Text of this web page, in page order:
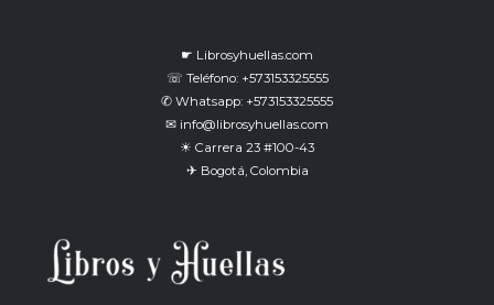
☛ Librosyhuellas.com
☏ Teléfono: +573153325555
✆ Whatsapp: +573153325555
✉ info@librosyhuellas.com
☀ Carrera 23 #100-43
✈ Bogotá, Colombia